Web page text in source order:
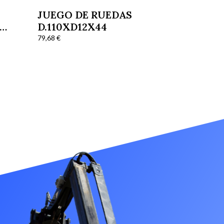
JUEGO DE RUEDAS
D.110XD12X44
79,68€